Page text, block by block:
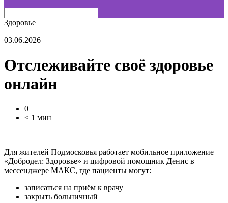
Здоровье
03.06.2026
Отслеживайте своё здоровье
онлайн
0
< 1 мин
Для жителей Подмосковья работает мобильное приложение
«Добродел: Здоровье» и цифровой помощник Денис в
мессенджере МАКС, где пациенты могут:
записаться на приём к врачу
закрыть больничный